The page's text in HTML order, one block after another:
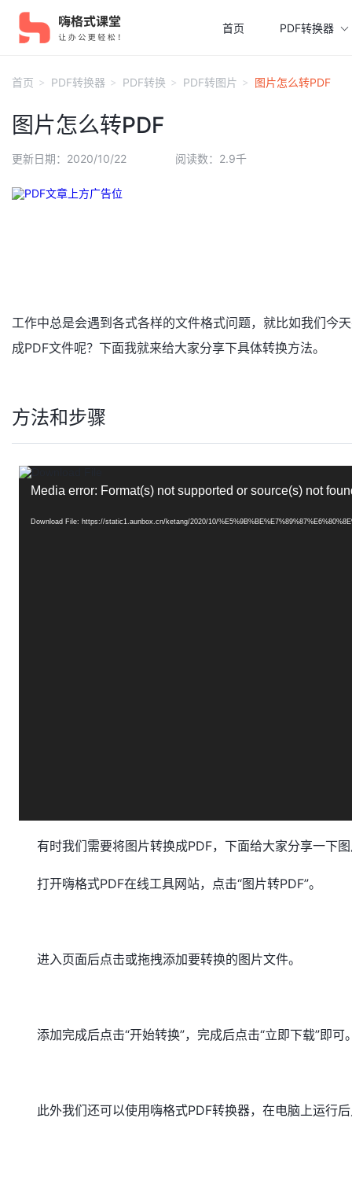
首页 PDF转换器
首页 PDF转换器 PDF转换 PDF转图片 图片怎么转PDF
图片怎么转PDF
更新日期：2020/10/22 阅读数：2.9千
工作中总是会遇到各式各样的文件格式问题，就比如我们今
成PDF文件呢？下面我就来给大家分享下具体转换方法。
方法和步骤
视
Media error: Format(s) not supported or source(s) not
Download File: https://static1.aunbox.cn/ketang/2020/10/
有时我们需要将图片转换成PDF，下面给大家分享一下
打开嗨格式PDF在线工具网站，点击“图片转PDF”。
进入页面后点击或拖拽添加要转换的图片文件。
添加完成后点击“开始转换”，完成后点击“立即下载”即可
此外我们还可以使用嗨格式PDF转换器，在电脑上运行